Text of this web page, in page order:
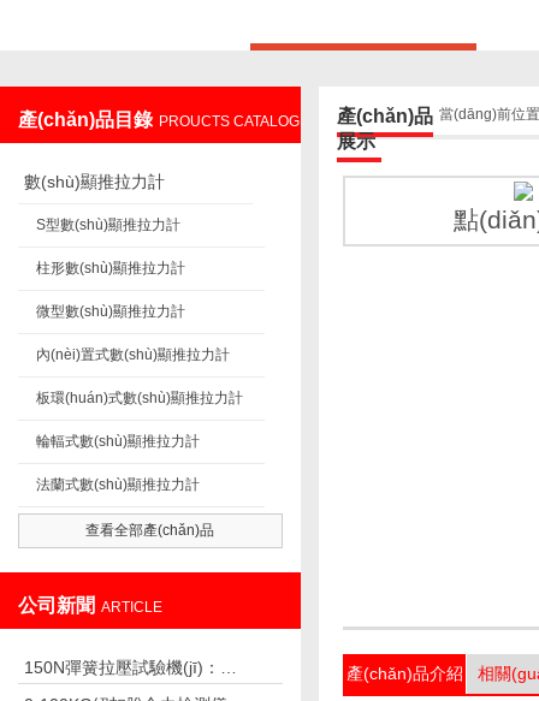
產(chǎn)品目錄 PROUCTS CATALOG
數(shù)顯推拉力計
S型數(shù)顯推拉力計
柱形數(shù)顯推拉力計
微型數(shù)顯推拉力計
內(nèi)置式數(shù)顯推拉力計
板環(huán)式數(shù)顯推拉力計
輪輻式數(shù)顯推拉力計
法蘭式數(shù)顯推拉力計
查看全部產(chǎn)品
公司新聞 ARTICLE
當(dāng)前位
產(chǎn)品
展示
點
產(chǎn)品介紹 相關